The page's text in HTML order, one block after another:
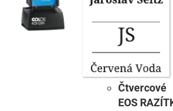
Čtvercové
EOS